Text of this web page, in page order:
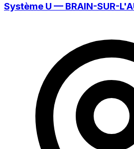
Système U — BRAIN-SUR-